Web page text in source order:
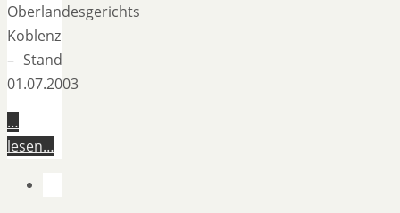
Oberlandesgerichts
Koblenz
– Stand
01.07.2003
…
lesen…